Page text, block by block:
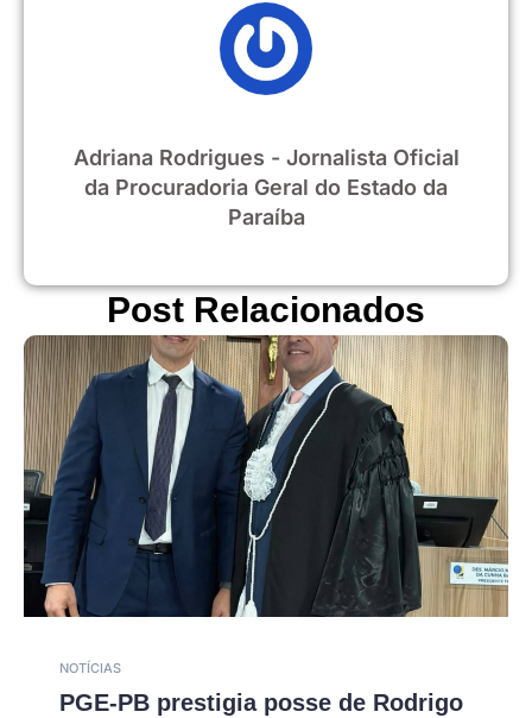
Adriana Rodrigues - Jornalista Oficial
da Procuradoria Geral do Estado da
Paraíba
Post Relacionados
NOTÍCIAS
PGE-PB prestigia posse de Rodrigo